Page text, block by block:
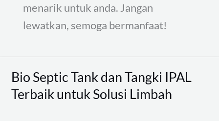
menarik untuk anda. Jangan
lewatkan, semoga bermanfaat!
Bio Septic Tank dan Tangki IPAL
Terbaik untuk Solusi Limbah
Bio
Septic
Tank